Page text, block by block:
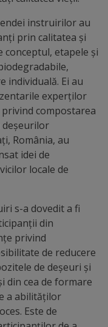
instruirilor au
prin calitatea și
etapele și
individuală. Ei au
experților
compostarea
deșeurilor
România, au
idei de
locale de
s-a dovedit a fi
din
privind
de reducere
de deșeuri și
din cea de formare
a abilităților
Este de